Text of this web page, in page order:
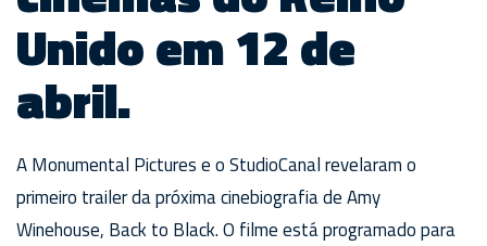
Unido em 12 de
abril.
A Monumental Pictures e o StudioCanal revelaram o
primeiro trailer da próxima cinebiografia de Amy
Winehouse, Back to Black. O filme está programado para